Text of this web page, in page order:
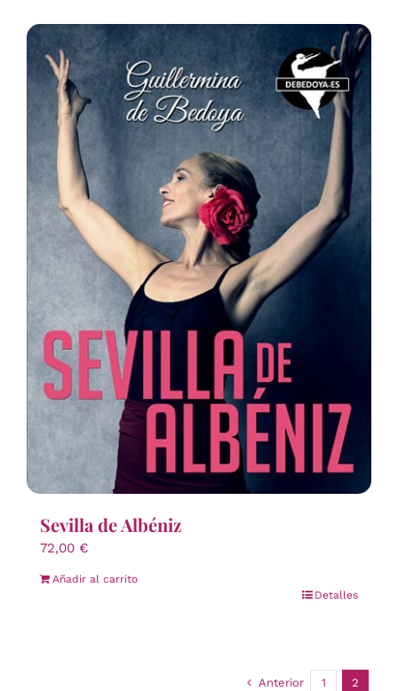
Sevilla de Albéniz
72,00 €
Añadir al carrito
Detalles
Anterior 1 2